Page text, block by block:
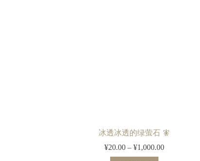
冰透冰透的绿萤石 🧚
¥20.00 – ¥1,000.00